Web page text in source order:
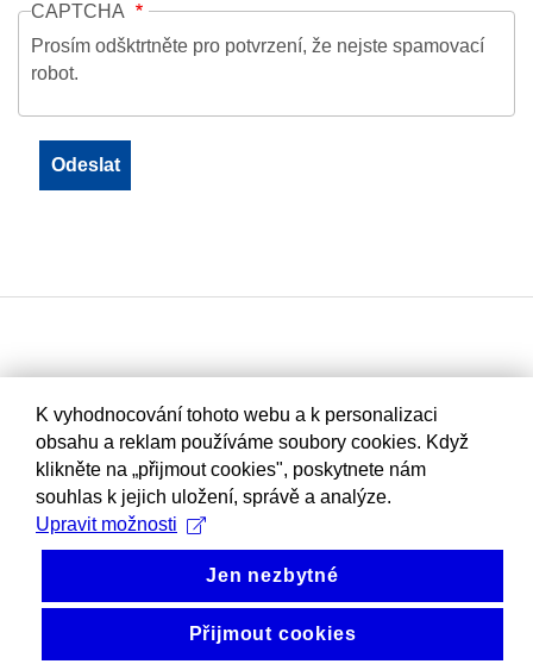
CAPTCHA
Prosím odšktrtněte pro potvrzení, že nejste spamovací
robot.
K vyhodnocování tohoto webu a k personalizaci
obsahu a reklam používáme soubory cookies. Když
klikněte na „přijmout cookies", poskytnete nám
souhlas k jejich uložení, správě a analýze.
Upravit možnosti
Jen nezbytné
Přijmout cookies